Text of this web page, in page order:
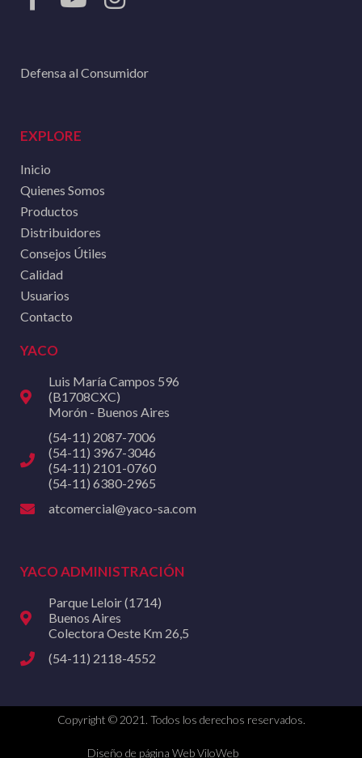
Defensa al Consumidor
EXPLORE
Inicio
Quienes Somos
Productos
Distribuidores
Consejos Útiles
Calidad
Usuarios
Contacto
YACO
Luis María Campos 596
(B1708CXC)
Morón - Buenos Aires
(54-11) 2087-7006
(54-11) 3967-3046
(54-11) 2101-0760
(54-11) 6380-2965
atcomercial@yaco-sa.com
YACO ADMINISTRACIÓN
Parque Leloir (1714)
Buenos Aires
Colectora Oeste Km 26,5
(54-11) 2118-4552
Copyright © 2021. Todos los derechos reservados.
Diseño de página Web ViloWeb